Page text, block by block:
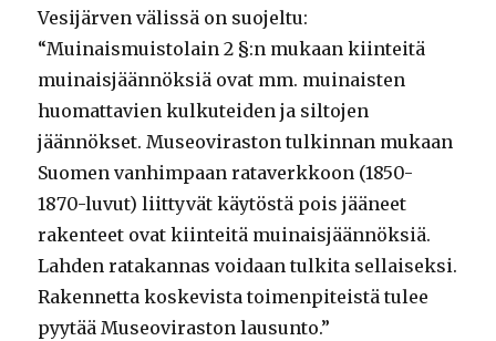
Vesijärven välissä on suojeltu:
“Muinaismuistolain 2 §:n mukaan kiinteitä
muinaisjäännöksiä ovat mm. muinaisten
huomattavien kulkuteiden ja siltojen
jäännökset. Museoviraston tulkinnan mukaan
Suomen vanhimpaan rataverkkoon (1850-
1870-luvut) liittyvät käytöstä pois jääneet
rakenteet ovat kiinteitä muinaisjäännöksiä.
Lahden ratakannas voidaan tulkita sellaiseksi.
Rakennetta koskevista toimenpiteistä tulee
pyytää Museoviraston lausunto.”